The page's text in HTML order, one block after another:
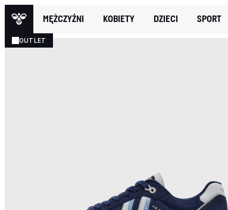
MĘŻCZYŹNI KOBIETY DZIECI SPORT
OUTLET